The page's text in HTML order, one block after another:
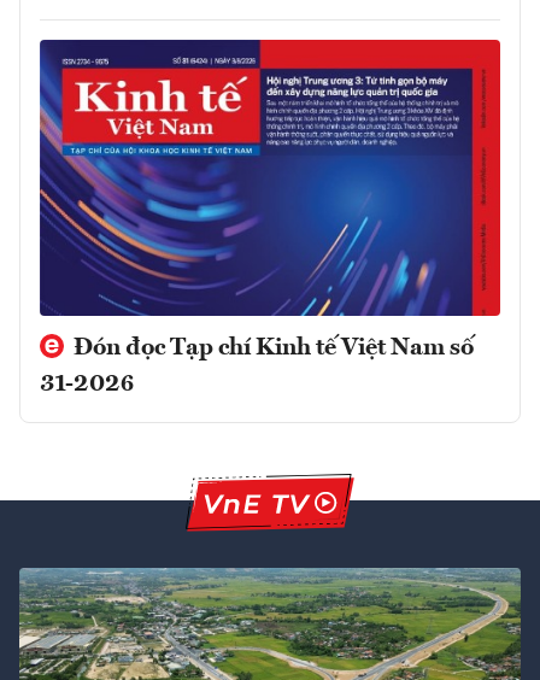
Đón đọc Tạp chí Kinh tế Việt Nam số
31-2026